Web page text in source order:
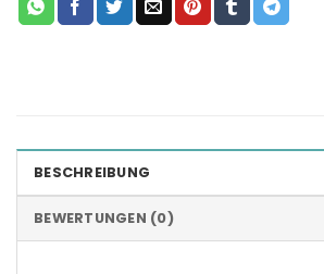
BESCHREIBUNG
BEWERTUNGEN (0)